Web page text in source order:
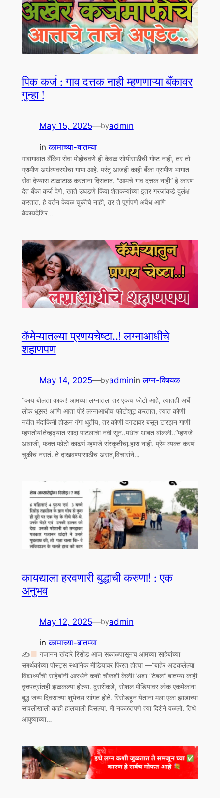
पिक कर्ज : गाव दत्तक नाही म्हणणाऱ्या बँकावर
गुन्हा !
May 15, 2025—byadmin
inकामाच्या-बातम्या
गावागावात बँकिंग सेवा पोहोचवणे ही केवळ सोयीसाठीची गोष्ट नाही, तर तो
ग्रामीण अर्थव्यवस्थेचा गाभा आहे. परंतु आजही काही बँका ग्रामीण भागात
सेवा देण्यास टाळाटाळ करताना दिसतात. “आमचे गाव दत्तक नाही” हे कारण
देत बँका कर्ज देणे, खाते उघडणे किंवा शेतकऱ्यांच्या इतर गरजांकडे दुर्लक्ष
करतात. हे वर्तन केवळ चुकीचे नाही, तर ते पूर्णपणे अवैध आणि
बेकायदेशिर…
कॅमेऱ्यातल्या प्रणयचेष्टा..! लग्नाआधीचे
शहाणपण
May 14, 2025—byadmininलग्न-विषयक
“काय बोलता काका! आमच्या लग्नातला तर एकच फोटो आहे, त्यातही अर्धे
लोक धूसर! आणि आता पोरं लग्नाआधीच फोटोशूट करतात, त्यात कोणी
नदीत मंदाकिनी होऊन गंगा धुतीय, तर कोणी दगडावर बसून टारझन गाणी
म्हणतोय!तेव्हढ्यात सादा पाटलाची नवी सून..मधीच थांबत बोलली..“म्हणजे
आबाजी, फक्त फोटो काढणं म्हणजे संस्कृतीचा र्‍हास नाही. प्रेम व्यक्त करणं
चुकीचं नसतं. ते दाखवण्यासाठीच असतं,विचारांने…
कायद्याला हरवणारी बुद्धाची करुणा! : एक
अनुभव
May 12, 2025—byadmin
inकामाच्या-बातम्या
✍
गजानन खंदारे रिसोड आज सकाळपासूनच आमच्या साहेबांच्या
समर्थकांच्या पोस्ट्स स्थानिक मीडियावर फिरत होत्या —“बाहेर अडकलेल्या
विद्यार्थ्यांची साहेबांनी आस्थेने कशी चौकशी केली!”अशा “टेबल” बातम्या काही
वृत्तपत्रांतही झळकल्या होत्या. दुसरीकडे, सोशल मीडियावर लोक एकमेकांना
बुद्ध जन्म दिवसाच्या शुभेच्छा सांगत होते. रिसोडहून येताना मला एका झाडाच्या
सावलीखाली काही हालचाली दिसल्या. मी नकळतपणे त्या दिशेने वळलो. तिथे
आयुष्याच्या…